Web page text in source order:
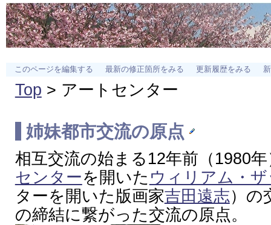
このページを編集する 最新の修正箇所をみる 更新履歴をみる
Top > アートセンター
姉妹都市交流の原点
相互交流の始まる12年前（1980
センターを開いた ウィリアム・
ターを開いた版画家吉田遠志）の
の締結に繋がった交流の原点。